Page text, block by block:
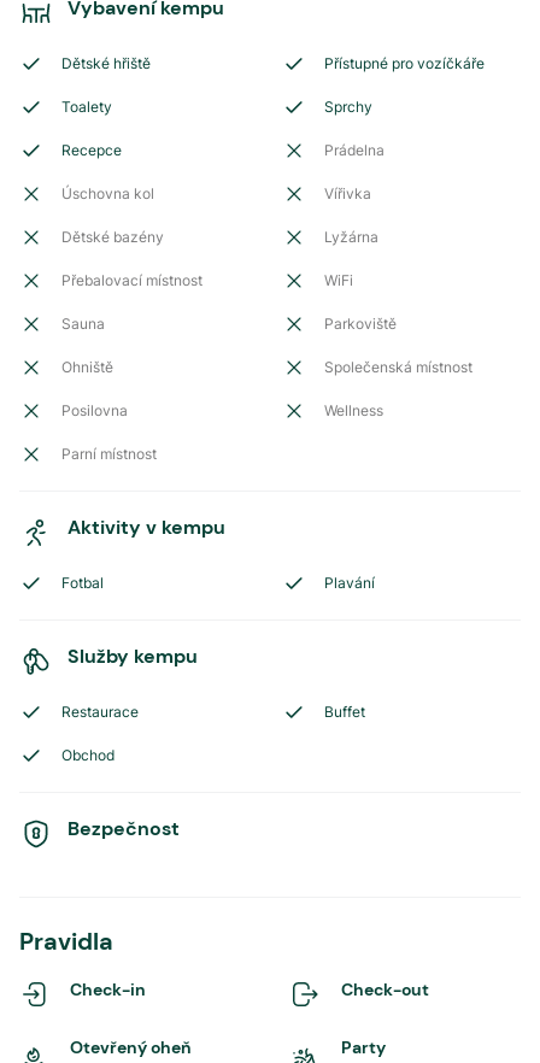
Vybavení kempu
Dětské hřiště Přístupné pro vozíčkáře
Toalety Sprchy
Recepce Prádelna
Úschovna kol Vířivka
Dětské bazény Lyžárna
Přebalovací místnost WiFi
Sauna Parkoviště
Ohniště Společenská místnost
Posilovna Wellness
Parní místnost
Aktivity v kempu
Fotbal Plavání
Služby kempu
Restaurace Buffet
Obchod
Bezpečnost
Pravidla
Check-in Check-out
Otevřený oheň Party